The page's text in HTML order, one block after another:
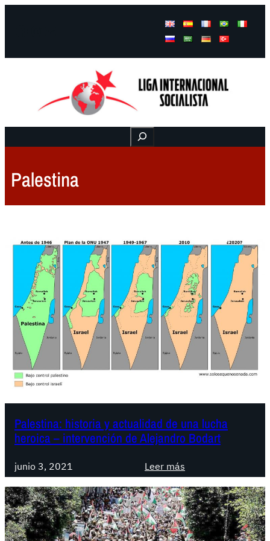
Buscar
Palestina
Palestina: historia y actualidad de una lucha
heroica – intervención de Alejandro Bodart
junio 3, 2021 Leer más
P
a
l
e